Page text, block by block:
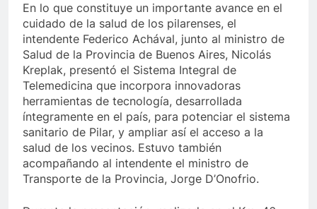
En lo que constituye un importante avance en el
cuidado de la salud de los pilarenses, el
intendente Federico Achával, junto al ministro de
Salud de la Provincia de Buenos Aires, Nicolás
Kreplak, presentó el Sistema Integral de
Telemedicina que incorpora innovadoras
herramientas de tecnología, desarrollada
íntegramente en el país, para potenciar el sistema
sanitario de Pilar, y ampliar así el acceso a la
salud de los vecinos. Estuvo también
acompañando al intendente el ministro de
Transporte de la Provincia, Jorge D’Onofrio.